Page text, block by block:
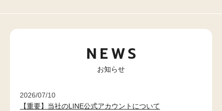
NEWS
お知らせ
2026/07/10
【重要】当社のLINE公式アカウントについて